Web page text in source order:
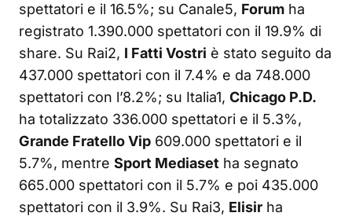
spettatori e il 16.5%; su Canale5, Forum ha
registrato 1.390.000 spettatori con il 19.9% di
share. Su Rai2, I Fatti Vostri è stato seguito da
437.000 spettatori con il 7.4% e da 748.000
spettatori con l’8.2%; su Italia1, Chicago P.D.
ha totalizzato 336.000 spettatori e il 5.3%,
Grande Fratello Vip 609.000 spettatori e il
5.7%, mentre Sport Mediaset ha segnato
665.000 spettatori con il 5.7% e poi 435.000
spettatori con il 3.9%. Su Rai3, Elisir ha